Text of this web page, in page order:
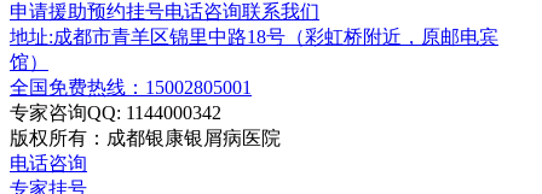
申请援助预约挂号电话咨询联系我们
地址:成都市青羊区锦里中路18号（彩虹桥附近，原邮电宾
馆）
全国免费热线：15002805001
专家咨询QQ: 1144000342
版权所有：成都银康银屑病医院
电话咨询
专家挂号